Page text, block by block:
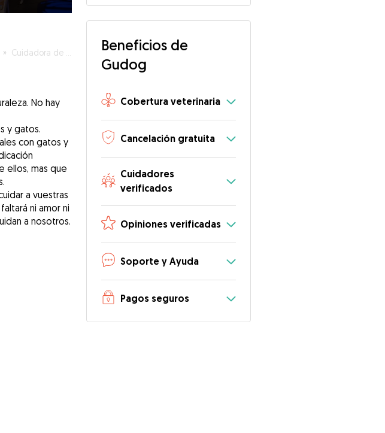
» Cuidadora de mascotas
No hay
y gatos.
con gatos y
ellos, mas que
a vuestras
ni amor ni
a nosotros.
Beneficios de
Gudog
Cobertura veterinaria
Cancelación gratuita
Cuidadores
verificados
Opiniones verificadas
Soporte y Ayuda
Pagos seguros